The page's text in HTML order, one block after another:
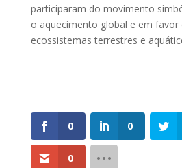
participaram do movimento
o aquecimento global e em favor
ecossistemas terrestres e
0 0
0